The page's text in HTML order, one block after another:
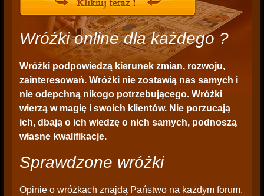
Wróżki online dla każdego ?
Wróżki podpowiedzą kierunek zmian, rozwoju,
zainteresowań. Wróżki nie zostawią nas samych i
nie odepchną nikogo potrzebującego. Wróżki
wierzą w magię i swoich klientów. Nie porzucają
ich, dbają o ich wiedzę o nich samych, podnoszą
własne kwalifikacje.
Sprawdzone wróżki
Opinie o wróżkach znajdą Państwo na każdym forum,